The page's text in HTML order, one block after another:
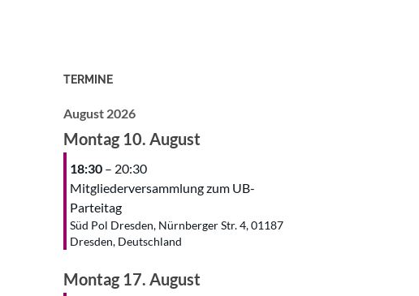
TERMINE
August 2026
Montag 10. August
18:30 – 20:30
Mitgliederversammlung zum UB-
Parteitag
Süd Pol Dresden, Nürnberger Str. 4, 01187
Dresden, Deutschland
Montag 17. August